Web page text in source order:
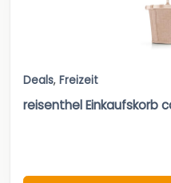
Deals, Freizeit
reisenthel Einkaufskorb